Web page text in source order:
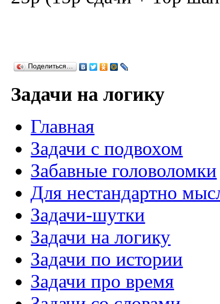
Поделиться…
Задачи на логику
Главная
Задачи с подвохом
Забавные головоломки
Для нестандартно
Задачи-шутки
Задачи на логику
Задачи по истории
Задачи про время